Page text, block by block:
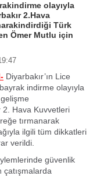
olayıyla
2.Hava
Türk
Ömer Mutlu için
Diyarbakır’ın Lice
indirme olayıyla
2. Hava Kuvvetleri
tırmanarak
ilgili tüm dikkatleri
verildi.
güvenlik
çatışmalarda